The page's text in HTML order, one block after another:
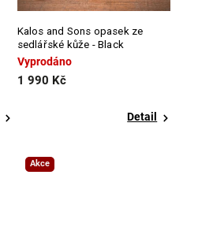
Kalos and Sons opasek ze
sedlářské kůže - Black
Vyprodáno
1 990 Kč
Detail
Akce